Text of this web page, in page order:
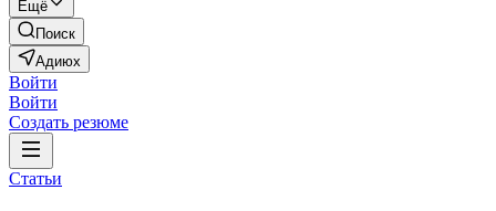
Ещё
Поиск
Адиюх
Войти
Войти
Создать резюме
Статьи